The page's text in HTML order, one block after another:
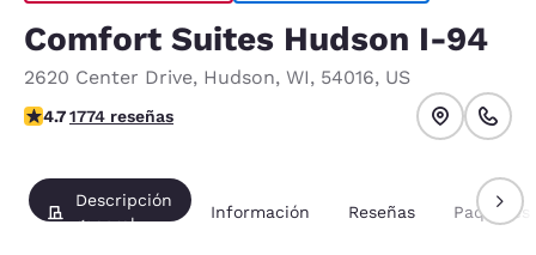
Comfort Suites Hudson I-94
2620 Center Drive, Hudson, WI, 54016, US
calificación de 4.69 estrellas. Excepcional.
4.71774 reseñas
Descripción
general
Información Reseñas Paquetes